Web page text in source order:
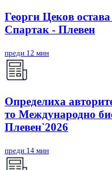
Георги Цеков
Спартак - Плевен
преди 12 мин
Определиха
то Международно
Плевен`2026
преди 14 мин